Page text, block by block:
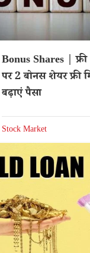
Bonus Shares |
पर 2 बोनस शेयर फ्री
बढ़ाएं पैसा
Stock Market